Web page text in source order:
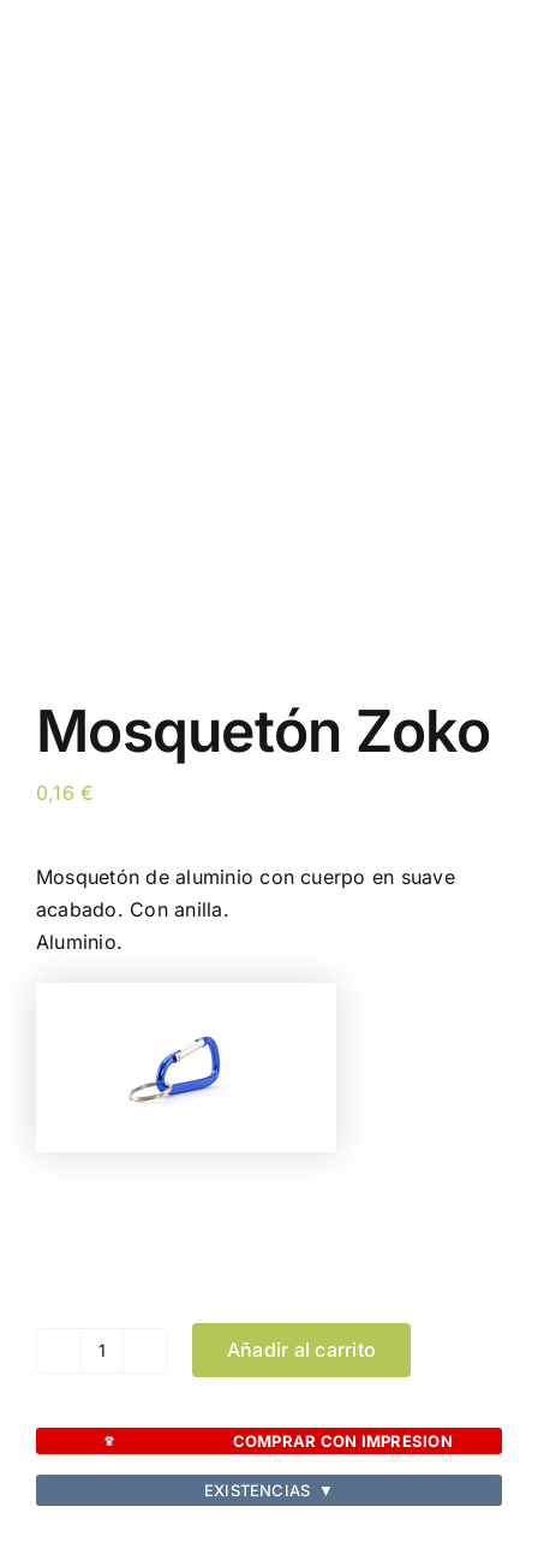
Mosquetón Zoko
0,16€
Mosquetón de aluminio con cuerpo en suave
acabado. Con anilla.
Aluminio.
Mosquetón
cantidad
Añadir al carrito
COMPRAR CON IMPRESION
EXISTENCIAS ▼